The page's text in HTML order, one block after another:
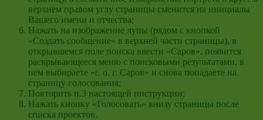
верхнем правом углу страницы сменится на инициалы
Вашего имени и отчества;
Нажать на изображение лупы (рядом с кнопкой
«Создать сообщение» в верхней части страницы), в
открывшемся поле поиска ввести «Саров», появится
раскрывающееся меню с поисковыми результатами, в
нем выбираете «г. о. г. Саров» и снова попадаете на
страницу голосования;
Повторить п.3 настоящей инструкции;
Нажать кнопку «Голосовать» внизу страницы после
списка проектов.